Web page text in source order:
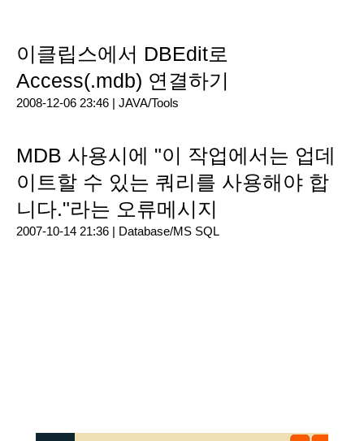
이클립스에서 DBEdit로
Access(.mdb) 연결하기
2008-12-06 23:46 | JAVA/Tools
MDB 사용시에 "이 작업에서는 업데
이트할 수 있는 쿼리를 사용해야 합
니다."라는 오류메시지
2007-10-14 21:36 | Database/MS SQL